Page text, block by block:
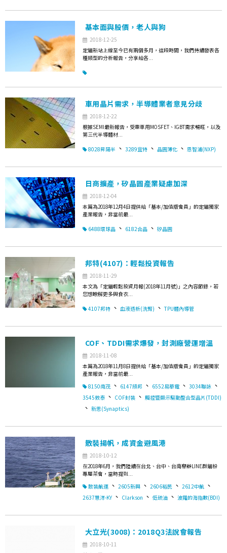
基本面與股價，老人與狗
2018-12-25
定錨新站上線至今已有兩個多月，這段時間，我們持續發表各
種類型的分析報告，分享給各...
車用晶片需求，半導體業者意見分歧
2018-12-22
根據SEMI最新報告，受惠車用MOSFET、IGBT需求暢旺，以及
第三代半導體材...
8028昇陽半 、 3289宜特 、 晶圓薄化 、 恩智浦(NXP)
日商擴產，矽晶圓產業疑慮加深
2018-12-04
本篇為2018年12月4日提供給「基本/加值版會員」的定錨獨家
產業報告，非當前最...
6488環球晶 、 6182合晶 、 矽晶圓
邦特(4107)：輕鬆投資報告
2018-11-29
本文為「定錨輕鬆投資月報(2018年11月號)」之內容節錄，若
您想瞭解更多與食衣...
4107邦特 、 血液透析(洗腎) 、 TPU體內導管
COF、TDDI需求爆發，封測廠營運增溫
2018-11-08
本篇為2018年11月8日提供給「基本/加值版會員」的定錨獨家
產業報告，非當前最...
8150南茂 、 6147頎邦 、 6552易華電 、 3034聯詠 、
3545敦泰 、 COF封裝 、 觸控暨顯示驅動整合型晶片(TDDI)
、 新思(Synaptics)
散裝揚帆，成資金避風港
2018-10-12
在2018年6月，我們陸續在台北、台中、台南舉辦LINE群錨粉
專屬茶會，當時提到...
散裝航運 、 2605新興 、 2606裕民 、 2612中航 、
2637慧洋-KY 、 Clarkson 、 低硫油 、 波羅的海指數(BDI)
大立光(3008)：2018Q3法說會報告
2018-10-11